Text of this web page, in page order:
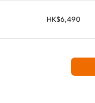
HK$6,490